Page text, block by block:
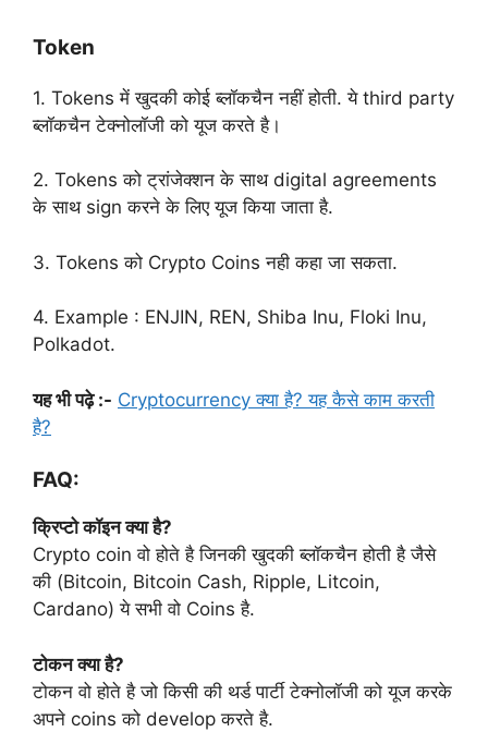
Token
1. Tokens में खुदकी कोई ब्लॉकचैन नहीं होती. ये third party
ब्लॉकचैन टेक्नोलॉजी को यूज करते है।
2. Tokens को ट्रांजेक्शन के साथ digital agreements
के साथ sign करने के लिए यूज किया जाता है.
3. Tokens को Crypto Coins नही कहा जा सकता.
4. Example : ENJIN, REN, Shiba Inu, Floki Inu,
Polkadot.
यह भी पढ़े :- Cryptocurrency क्या है? यह कैसे काम करती
है?
FAQ:
क्रिप्टो कॉइन क्या है?
Crypto coin वो होते है जिनकी खुदकी ब्लॉकचैन होती है जैसे
की (Bitcoin, Bitcoin Cash, Ripple, Litcoin,
Cardano) ये सभी वो Coins है.
टोकन क्या है?
टोकन वो होते है जो किसी की थर्ड पार्टी टेक्नोलॉजी को यूज करके
अपने coins को develop करते है.